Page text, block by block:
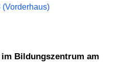
(Vorderhaus)